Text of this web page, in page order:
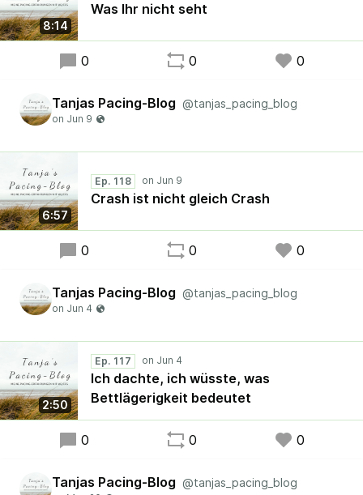
8:14
Was Ihr nicht seht
0 0 0
Tanjas Pacing-Blog @tanjas_pacing_blog
6:57
Ep. 118
Crash ist nicht gleich Crash
0 0 0
Tanjas Pacing-Blog @tanjas_pacing_blog
2:50
Ep. 117
Ich dachte, ich wüsste, was
Bettlägerigkeit bedeutet
0 0 0
Tanjas Pacing-Blog @tanjas_pacing_blog